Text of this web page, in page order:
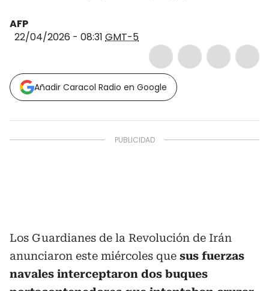
AFP
22/04/2026 - 08:31 GMT-5
Añadir Caracol Radio en Google
Los Guardianes de la Revolución de Irán
anunciaron este miércoles que sus fuerzas
navales interceptaron dos buques